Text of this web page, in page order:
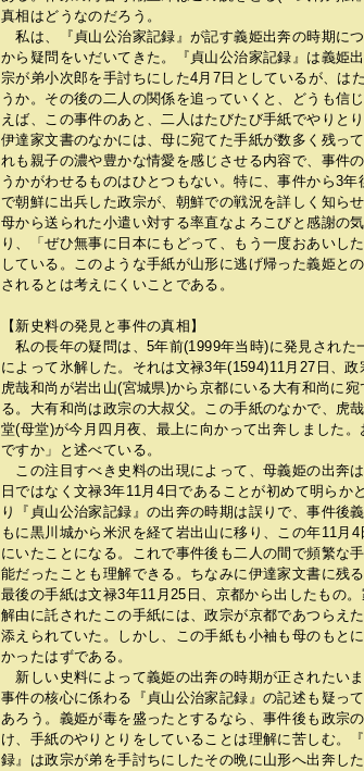
真相はどうなのだろう。
私は、『貞山公治家記録』が記す義姫出奔の時期に
から疑問をいだいてきた。『貞山公治家記録』は義姫
宗が弟小次郎を手討ちにした4月7日としているが、は
うか。その後の二人の関係を追っていくと、どうも信
えば、この事件のあと、二人はたびたび手紙でやりとり
伊達家文書のなかには、母に宛てた手紙が数多く残っ
れも親子の濃や豊かな情愛を感じさせる内容で、事件
うかがわせるものはひとつもない。特に、事件から3年
で朝鮮に出兵した政宗が、朝鮮での戦況を詳しく知らせ
母から送られた小遣い対する率直なよろこびと感謝の
り、「ぜひ無事に日本にもどって、もう一度おあいし
している。このような手紙が山形に逃げ帰った義姫と
されるとは考えにくいことである。
【新史料の発見と事件の真相】
私の長年の疑問は、5年前(1999年当時)に発見された
によって氷解した。それは文禄3年(1594)11月27日、政
虎哉和尚が岩出山(宮城県)から京都にいる大有和尚に宛
る。大有和尚は政宗の大叔父。この手紙のなかで、虎
堂(母堂)が今月四月夜、最上に向かって出奔しました。
ですか」と述べている。
この注目すべき史料の出現によって、母義姫の出奔
日ではなく文禄3年11月4日であることが初めて明らか
り『貞山公治家記録』の出奔の時期は誤りで、事件後
もに黒川城から米沢を経て岩出山に移り、この年11月4
にいたことになる。これで事件後も二人の間で頻繁な
能だったことも理解できる。ちなみに伊達家文書に残
最後の手紙は文禄3年11月25日、京都から出したもの
解由に託されたこの手紙には、政宗が京都であつらえ
添えられていた。しかし、この手紙も小袖も母のもと
かったはずである。
新しい史料によって義姫の出奔の時期が正されたい
事件の核心に係わる『貞山公治家記録』の記述も疑っ
あろう。義姫が毒を盛ったとするなら、事件後も政宗
け、手紙のやりとりをしていることは理解に苦しむ。
録』は政宗が弟を手討ちにしたその晩に山形へ出奔し